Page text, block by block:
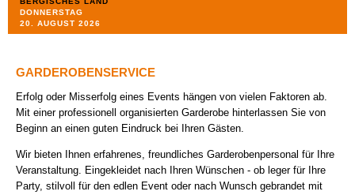
REFERENZEN
DATENSCHUTZ
IMPRESSUM
AGB
DONNERSTAG
20. AUGUST 2026
GARDEROBENSERVICE
Erfolg oder Misserfolg eines Events hängen von vielen Faktoren ab.
Mit einer professionell organisierten Garderobe hinterlassen Sie von
Beginn an einen guten Eindruck bei Ihren Gästen.
Wir bieten Ihnen erfahrenes, freundliches Garderobenpersonal für Ihre
Veranstaltung. Eingekleidet nach Ihren Wünschen - ob leger für Ihre
Party, stilvoll für den edlen Event oder nach Wunsch gebrandet mit